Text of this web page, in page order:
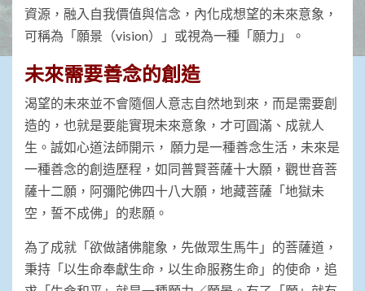
資源，融入自我價值與信念，內化成想望的未來意象，
可稱為「願景（vision）」或視為一種「願力」。
未來需要善念的創造
渴望的未來並不會隨個人意志自然地到來，而是需要創
造的，也就是要能實現未來意象，才可圓滿、成就人
生。誠如心道法師開示， 願力是一種善念生活，未來是
一種善念的創造歷程，如同普賢菩薩十大願，觀世音菩
薩十二願，阿彌陀佛四十八大願，地藏菩薩「地獄未
空，誓不成佛」的悲願。
為了成就「欲做諸佛龍象，先做眾生馬牛」的菩薩道，
秉持「以生命奉獻生命，以生命服務生命」的使命，追